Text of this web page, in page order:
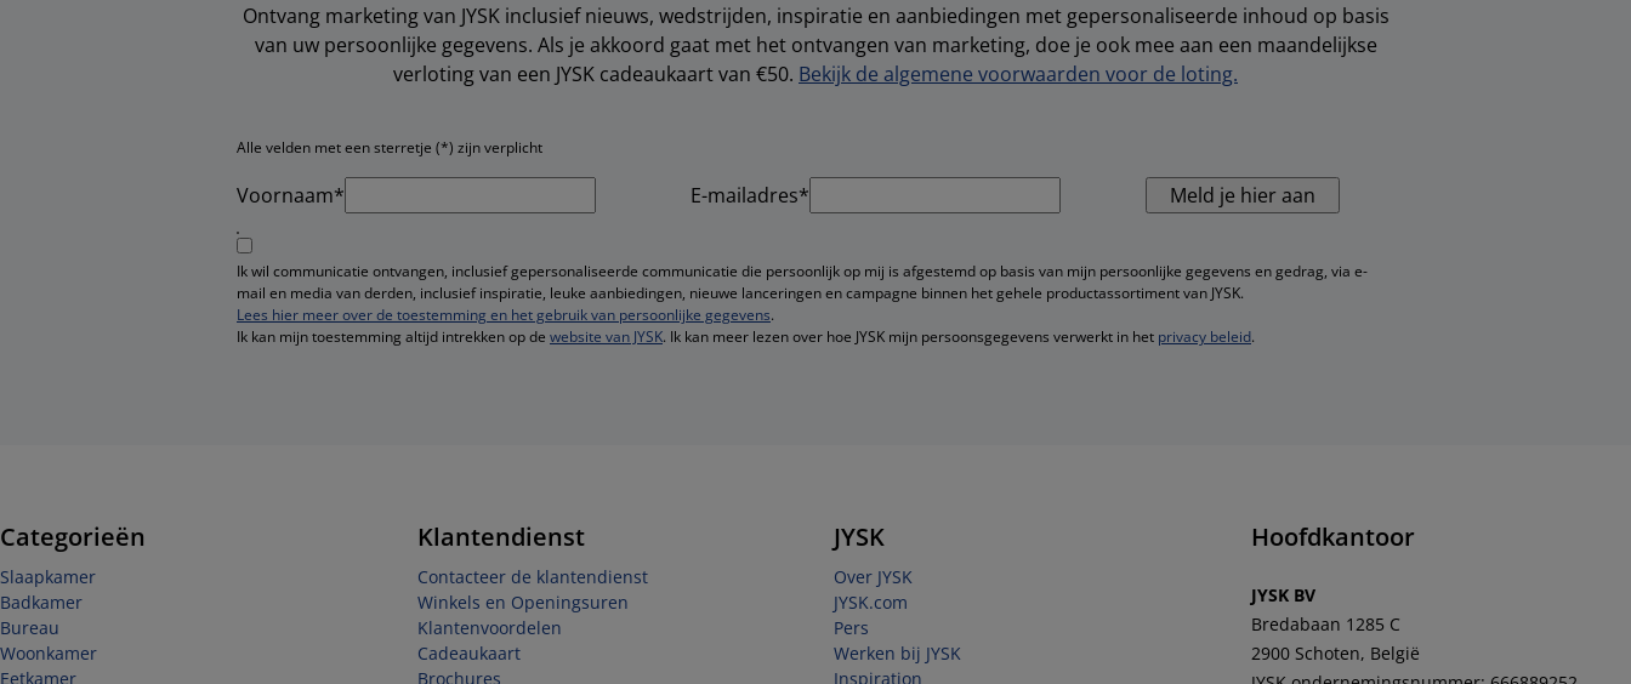
Ontvang marketing van JYSK inclusief nieuws, wedstrijden, inspiratie en aanbiedingen met gepersonaliseerde inhoud op basis
van uw persoonlijke gegevens. Als je akkoord gaat met het ontvangen van marketing, doe je ook mee aan een maandelijkse
verloting van een JYSK cadeaukaart van €50. Bekijk de algemene voorwaarden voor de loting.
Alle velden met een sterretje (*) zijn verplicht
Voornaam* E-mailadres* Meld je hier aan
Ik wil communicatie ontvangen, inclusief gepersonaliseerde communicatie die persoonlijk op mij is afgestemd op basis van mijn persoonlijke gegevens en gedrag, via e-
mail en media van derden, inclusief inspiratie, leuke aanbiedingen, nieuwe lanceringen en campagne binnen het gehele productassortiment van JYSK.
Lees hier meer over de toestemming en het gebruik van persoonlijke gegevens.
Ik kan mijn toestemming altijd intrekken op de website van JYSK. Ik kan meer lezen over hoe JYSK mijn persoonsgegevens verwerkt in het privacy beleid.
Categorieën
Slaapkamer
Badkamer
Bureau
Woonkamer
Eetkamer
Klantendienst
Contacteer de klantendienst
Winkels en Openingsuren
Klantenvoordelen
Cadeaukaart
Brochures
JYSK
Over JYSK
JYSK.com
Pers
Werken bij JYSK
Inspiration
Hoofdkantoor
JYSK BV
Bredabaan 1285 C
2900 Schoten, België